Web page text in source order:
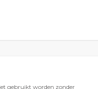
gebruikt worden zonder